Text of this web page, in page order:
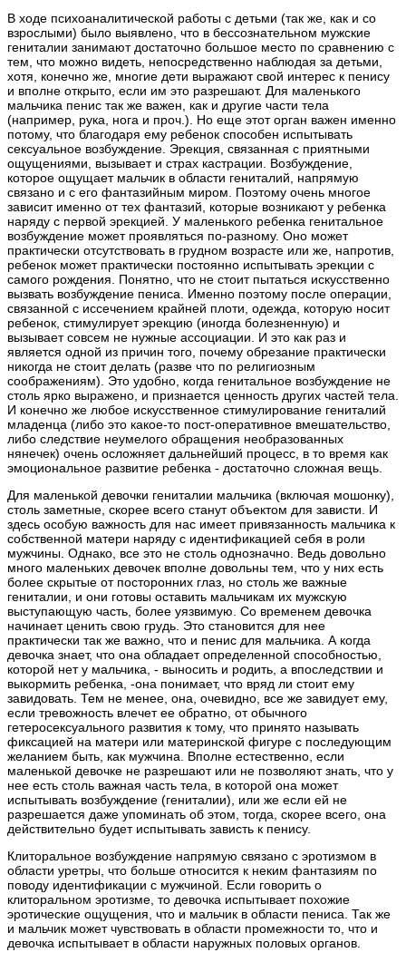
В ходе психоаналитической работы с детьми (так же, как и со
взрослыми) было выявлено, что в бессознательном мужские
гениталии занимают достаточно большое место по сравнению с
тем, что можно видеть, непосредственно наблюдая за детьми,
хотя, конечно же, многие дети выражают свой интерес к пенису
и вполне открыто, если им это разрешают. Для маленького
мальчика пенис так же важен, как и другие части тела
(например, рука, нога и проч.). Но еще этот орган важен именно
потому, что благодаря ему ребенок способен испытывать
сексуальное возбуждение. Эрекция, связанная с приятными
ощущениями, вызывает и страх кастрации. Возбуждение,
которое ощущает мальчик в области гениталий, напрямую
связано и с его фантазийным миром. Поэтому очень многое
зависит именно от тех фантазий, которые возникают у ребенка
наряду с первой эрекцией. У маленького ребенка генитальное
возбуждение может проявляться по-разному. Оно может
практически отсутствовать в грудном возрасте или же, напротив,
ребенок может практически постоянно испытывать эрекции с
самого рождения. Понятно, что не стоит пытаться искусственно
вызвать возбуждение пениса. Именно поэтому после операции,
связанной с иссечением крайней плоти, одежда, которую носит
ребенок, стимулирует эрекцию (иногда болезненную) и
вызывает совсем не нужные ассоциации. И это как раз и
является одной из причин того, почему обрезание практически
никогда не стоит делать (разве что по религиозным
соображениям). Это удобно, когда генитальное возбуждение не
столь ярко выражено, и признается ценность других частей тела.
И конечно же любое искусственное стимулирование гениталий
младенца (либо это какое-то пост-оперативное вмешательство,
либо следствие неумелого обращения необразованных
нянечек) очень осложняет дальнейший процесс, в то время как
эмоциональное развитие ребенка - достаточно сложная вещь.
Для маленькой девочки гениталии мальчика (включая мошонку),
столь заметные, скорее всего станут объектом для зависти. И
здесь особую важность для нас имеет привязанность мальчика к
собственной матери наряду с идентификацией себя в роли
мужчины. Однако, все это не столь однозначно. Ведь довольно
много маленьких девочек вполне довольны тем, что у них есть
более скрытые от посторонних глаз, но столь же важные
гениталии, и они готовы оставить мальчикам их мужскую
выступающую часть, более уязвимую. Со временем девочка
начинает ценить свою грудь. Это становится для нее
практически так же важно, что и пенис для мальчика. А когда
девочка знает, что она обладает определенной способностью,
которой нет у мальчика, - выносить и родить, а впоследствии и
выкормить ребенка, -она понимает, что вряд ли стоит ему
завидовать. Тем не менее, она, очевидно, все же завидует ему,
если тревожность влечет ее обратно, от обычного
гетеросексуального развития к тому, что принято называть
фиксацией на матери или материнской фигуре с последующим
желанием быть, как мужчина. Вполне естественно, если
маленькой девочке не разрешают или не позволяют знать, что у
нее есть столь важная часть тела, в которой она может
испытывать возбуждение (гениталии), или же если ей не
разрешается даже упоминать об этом, тогда, скорее всего, она
действительно будет испытывать зависть к пенису.
Клиторальное возбуждение напрямую связано с эротизмом в
области уретры, что больше относится к неким фантазиям по
поводу идентификации с мужчиной. Если говорить о
клиторальном эротизме, то девочка испытывает похожие
эротические ощущения, что и мальчик в области пениса. Так же
и мальчик может чувствовать в области промежности то, что и
девочка испытывает в области наружных половых органов.